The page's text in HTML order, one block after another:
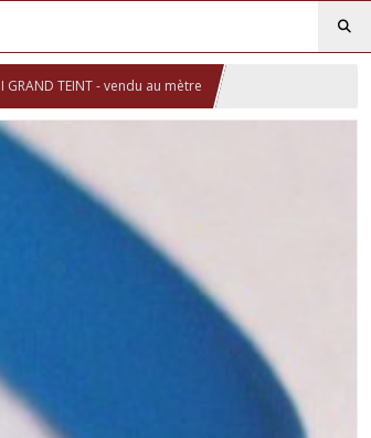
GRAND TEINT - vendu au mètre